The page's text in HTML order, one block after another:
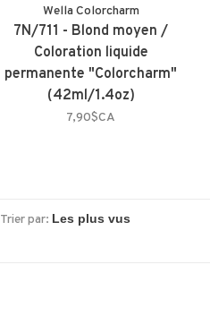
Wella Colorcharm
7N/711 - Blond moyen /
Coloration liquide
permanente "Colorcharm"
(42ml/1.4oz)
7,90$CA
Trier par: